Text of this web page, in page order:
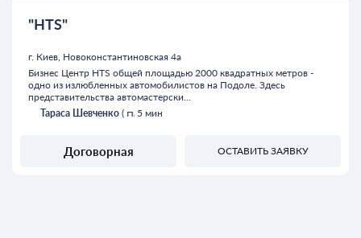
"HTS"
г. Киев, Новоконстантиновская 4а
Бизнес Центр HTS общей площадью 2000 квадратных метров -
одно из излюбленных автомобилистов на Подоле. Здесь
представительства автомастерски...
Тараса Шевченко ( 5 мин
Договорная ОСТАВИТЬ ЗАЯВКУ